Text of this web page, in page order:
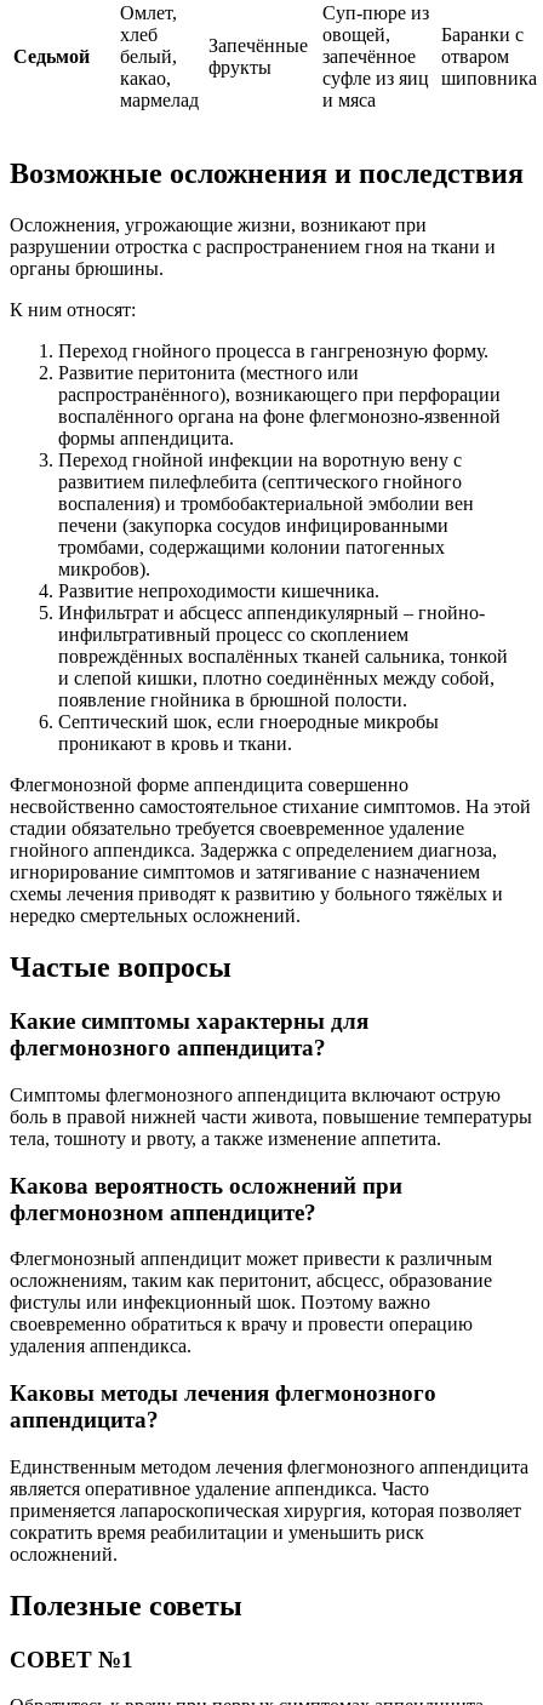
Седьмой
Омлет,
хлеб
белый,
какао,
мармелад
Запечённые
фрукты
Суп-пюре из
овощей,
запечённое
суфле из яиц
и мяса
Баранки с
отваром
шиповника
Возможные осложнения и последствия
Осложнения, угрожающие жизни, возникают при
разрушении отростка с распространением гноя на ткани и
органы брюшины.
К ним относят:
Переход гнойного процесса в гангренозную форму.
Развитие перитонита (местного или
распространённого), возникающего при перфорации
воспалённого органа на фоне флегмонозно-язвенной
формы аппендицита.
Переход гнойной инфекции на воротную вену с
развитием пилефлебита (септического гнойного
воспаления) и тромбобактериальной эмболии вен
печени (закупорка сосудов инфицирован­ными
тромбами, содержащими колонии патогенных
микробов).
Развитие непроходимости кишечника.
Инфильтрат и абсцесс аппендикулярный – гнойно-
инфильтративный процесс со скоплением
повреждённых воспалённых тканей сальника, тонкой
и слепой кишки, плотно соединённых между собой,
появление гнойника в брюшной полости.
Септический шок, если гноеродные микробы
проникают в кровь и ткани.
Флегмонозной форме аппендицита совершенно
несвойственно самостоятельное стихание симптомов. На этой
стадии обязательно требуется своевременное удаление
гнойного аппендикса. Задержка с определением диагноза,
игнорирование симптомов и затягивание с назначением
схемы лечения приводят к развитию у больного тяжёлых и
нередко смертельных осложнений.
Частые вопросы
Какие симптомы характерны для
флегмонозного аппендицита?
Симптомы флегмонозного аппендицита включают острую
боль в правой нижней части живота, повышение температуры
тела, тошноту и рвоту, а также изменение аппетита.
Какова вероятность осложнений при
флегмонозном аппендиците?
Флегмонозный аппендицит может привести к различным
осложнениям, таким как перитонит, абсцесс, образование
фистулы или инфекционный шок. Поэтому важно
своевременно обратиться к врачу и провести операцию
удаления аппендикса.
Каковы методы лечения флегмонозного
аппендицита?
Единственным методом лечения флегмонозного аппендицита
является оперативное удаление аппендикса. Часто
применяется лапароскопическая хирургия, которая позволяет
сократить время реабилитации и уменьшить риск
осложнений.
Полезные советы
СОВЕТ №1